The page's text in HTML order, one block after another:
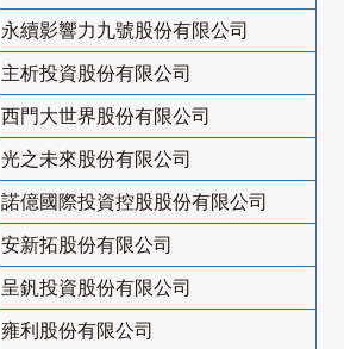
永續影響力九號股份有限公司
主析投資股份有限公司
西門大世界股份有限公司
光之未來股份有限公司
諾億國際投資控股股份有限公司
安新拓股份有限公司
呈釩投資股份有限公司
雍利股份有限公司